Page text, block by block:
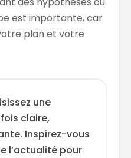
est importante, car
plan et votre
une
claire,
Inspirez-vous
l’actualité pour